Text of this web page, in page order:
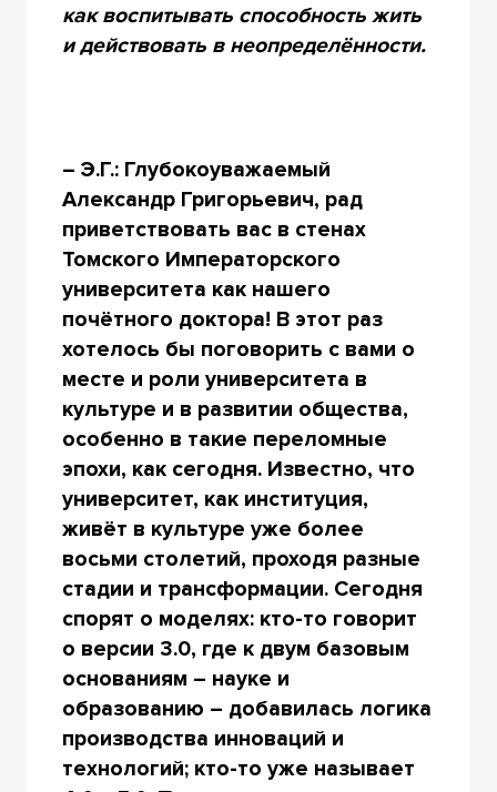
как воспитывать способность жить
и действовать в неопределённости.
– Э.Г.: Глубокоуважаемый
Александр Григорьевич, рад
приветствовать вас в стенах
Томского Императорского
университета как нашего
почётного доктора! В этот раз
хотелось бы поговорить с вами о
месте и роли университета в
культуре и в развитии общества,
особенно в такие переломные
эпохи, как сегодня. Известно, что
университет, как институция,
живёт в культуре уже более
восьми столетий, проходя разные
стадии и трансформации. Сегодня
спорят о моделях: кто-то говорит
о версии 3.0, где к двум базовым
основаниям – науке и
образованию – добавилась логика
производства инноваций и
технологий; кто-то уже называет